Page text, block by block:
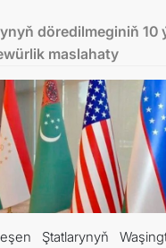
TÜRKMENISTAN
KONSULLYK HYZMATLARY
DIM
ARAGATNAŞYK
döredilmeginiň 10
maslahaty
Ştatlarynyň